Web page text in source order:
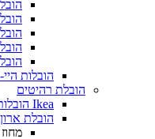
הובלת משרד קטן
הובלת משרד 2 חדרים
הובלת משרד 3 חדרים
הובלת משרד 4 חדרים
הובלת בניין משרדים
הובלות היי-טק
רהיטים